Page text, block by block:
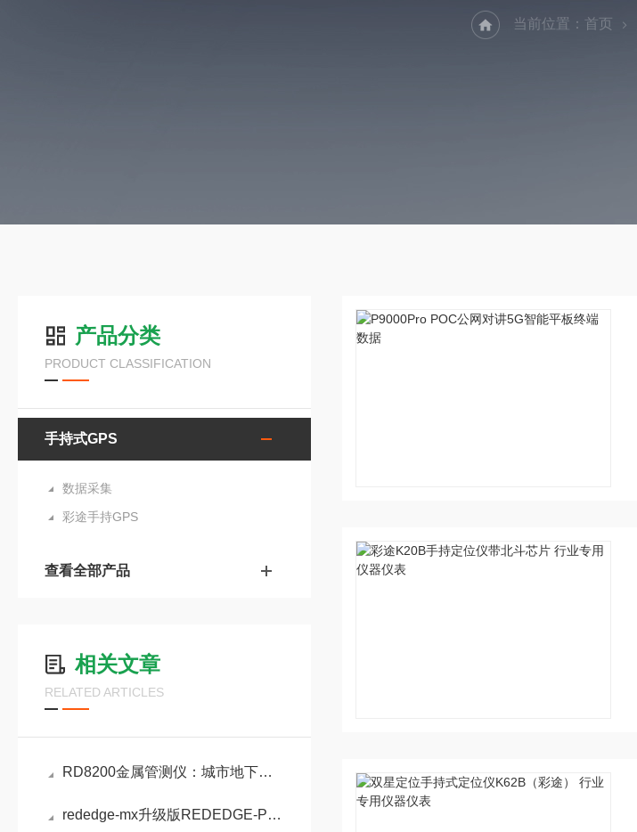
当前位置： 首页
产品分类
PRODUCT CLASSIFICATION
手持式GPS
数据采集
彩途手持GPS
查看全部产品
相关文章
RELATED ARTICLES
RD8200金属管测仪：城市地下脉络的“精准导航员”
rededge-mx升级版REDEDGE-P多光谱相机介绍